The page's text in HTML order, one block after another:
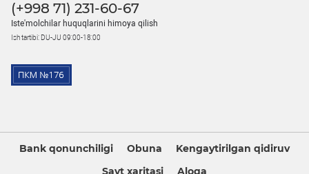
(+998 71) 231-60-67
Iste'molchilar huquqlarini himoya qilish
Ish tartibi: DU-JU 09:00-18:00
Bank qonunchiligi Obuna
Kengaytirilgan qidiruv